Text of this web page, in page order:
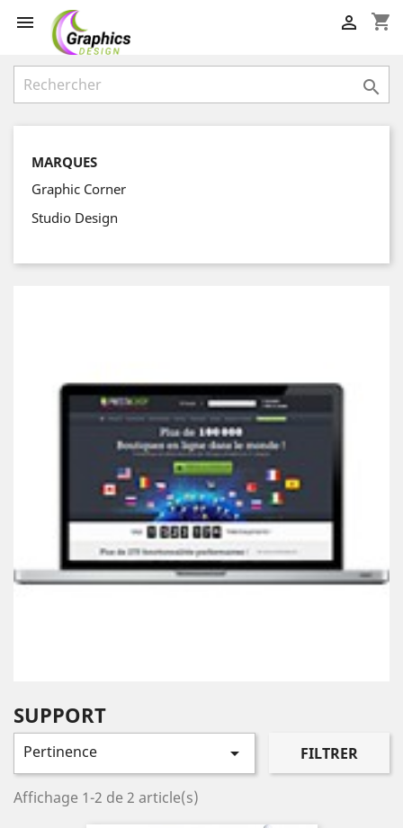
 shopping_cart


MARQUES
Graphic Corner
Studio Design
SUPPORT
Pertinence  FILTRER
Affichage 1-2 de 2 article(s)